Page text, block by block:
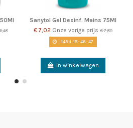
Sanytol Gel Desinf. Mains 75Ml
€ 7,02 Onze vorige prijs € 7,80
145d.15:46:47
In winkelwagen